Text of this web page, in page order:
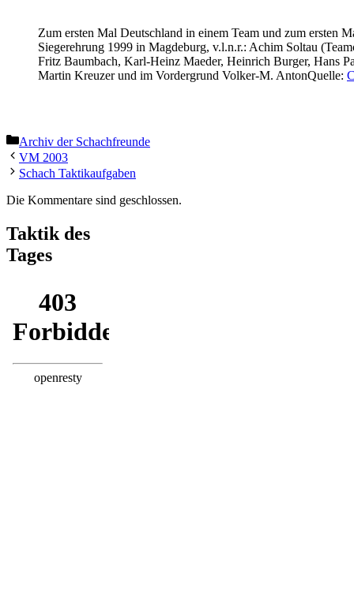
Zum ersten Mal Deutschland in einem Team und zum ersten
Siegerehrung 1999 in Magdeburg, v.l.n.r.: Achim Soltau
Fritz Baumbach, Karl-Heinz Maeder, Heinrich Burger, Hans
Martin Kreuzer und im Vordergrund Volker-M. AntonQuelle:
Kategorien
Archiv der Schachfreunde
VM 2003
Schach Taktikaufgaben
Die Kommentare sind geschlossen.
Taktik des
Tages